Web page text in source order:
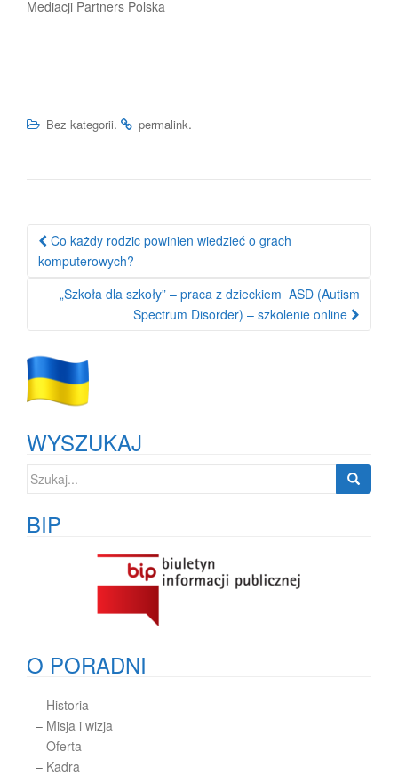
Mediacji Partners Polska
Bez kategorii. permalink.
Nawigacja
po
wpisie
Co każdy rodzic powinien wiedzieć o grach
komputerowych?
„Szkoła dla szkoły” – praca z dzieckiem ASD (Autism
Spectrum Disorder) – szkolenie online
WYSZUKAJ
Szukaj:
BIP
O PORADNI
– Historia
– Misja i wizja
– Oferta
– Kadra